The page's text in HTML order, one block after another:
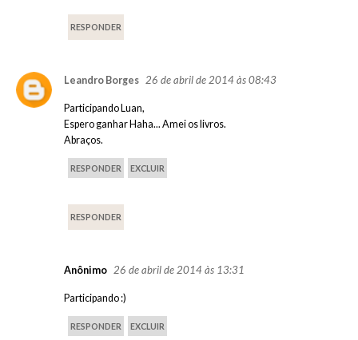
RESPONDER
Leandro Borges 26 de abril de 2014 às 08:43
Participando Luan,
Espero ganhar Haha... Amei os livros.
Abraços.
RESPONDER EXCLUIR
RESPONDER
Anônimo 26 de abril de 2014 às 13:31
Participando :)
RESPONDER EXCLUIR